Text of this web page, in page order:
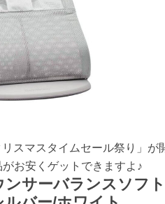
スマスタイムセール祭り」が
お安くゲットできますよ♪
サーバランスソフト